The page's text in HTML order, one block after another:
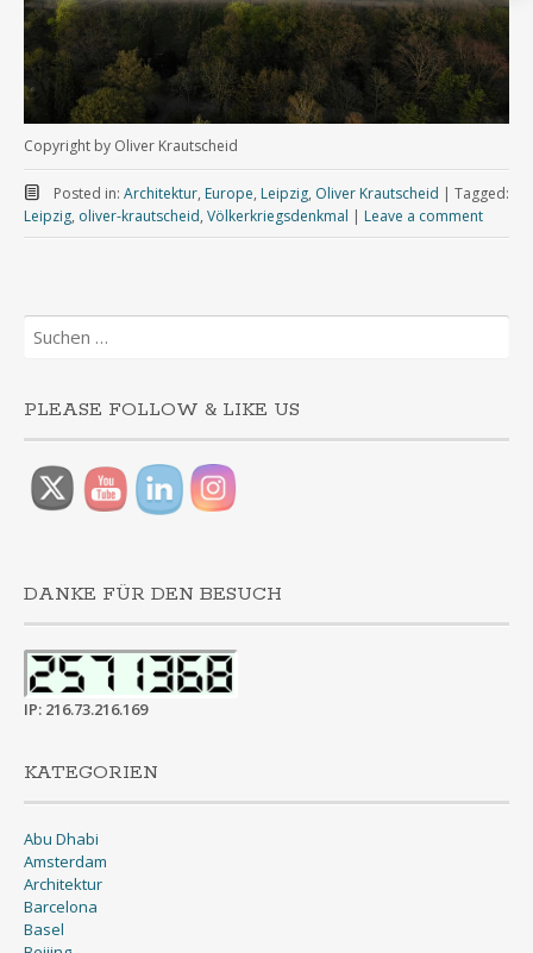
Copyright by Oliver Krautscheid
Posted in: Architektur, Europe, Leipzig, Oliver Krautscheid | Tagged:
Leipzig, oliver-krautscheid, Völkerkriegsdenkmal | Leave a comment
Suchen
nach:
PLEASE FOLLOW & LIKE US
DANKE FÜR DEN BESUCH
IP: 216.73.216.169
KATEGORIEN
Abu Dhabi
Amsterdam
Architektur
Barcelona
Basel